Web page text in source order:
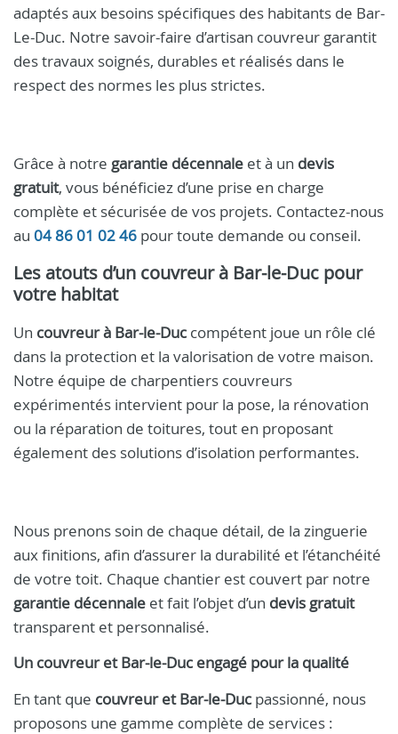
adaptés aux besoins spécifiques des habitants de Bar-
Le-Duc. Notre savoir-faire d’artisan couvreur garantit
des travaux soignés, durables et réalisés dans le
respect des normes les plus strictes.
Grâce à notre garantie décennale et à un devis
gratuit, vous bénéficiez d’une prise en charge
complète et sécurisée de vos projets. Contactez-nous
au 04 86 01 02 46 pour toute demande ou conseil.
Les atouts d’un couvreur à Bar-le-Duc pour
votre habitat
Un couvreur à Bar-le-Duc compétent joue un rôle clé
dans la protection et la valorisation de votre maison.
Notre équipe de charpentiers couvreurs
expérimentés intervient pour la pose, la rénovation
ou la réparation de toitures, tout en proposant
également des solutions d’isolation performantes.
Nous prenons soin de chaque détail, de la zinguerie
aux finitions, afin d’assurer la durabilité et l’étanchéité
de votre toit. Chaque chantier est couvert par notre
garantie décennale et fait l’objet d’un devis gratuit
transparent et personnalisé.
Un couvreur et Bar-le-Duc engagé pour la qualité
En tant que couvreur et Bar-le-Duc passionné, nous
proposons une gamme complète de services :